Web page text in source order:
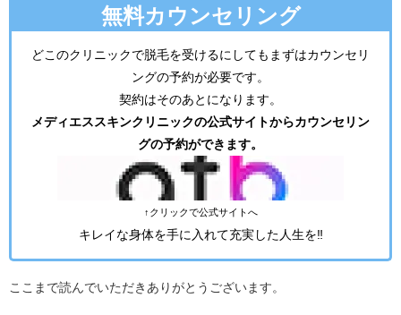
無料カウンセリング
どこのクリニックで脱毛を受けるにしてもまずはカウンセリ
ングの予約が必要です。
契約はそのあとになります。
メディエススキンクリニックの公式サイトからカウンセリン
グの予約ができます。
↑クリックで公式サイトへ
キレイな身体を手に入れて充実した人生を‼︎
ここまで読んでいただきありがとうございます。